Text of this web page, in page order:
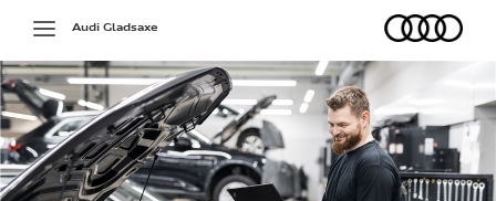
Toggle
navigation
Audi
Audi Gladsaxe